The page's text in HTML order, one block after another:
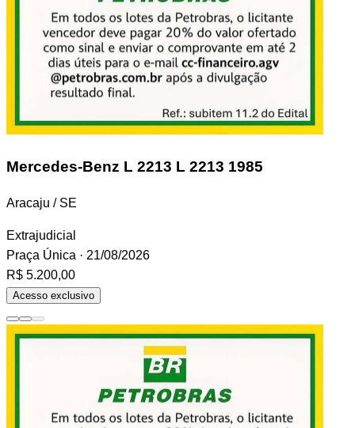
Mercedes-Benz L 2213 L 2213 1985
Aracaju / SE
Extrajudicial
Praça Única · 21/08/2026
R$ 5.200,00
Acesso exclusivo